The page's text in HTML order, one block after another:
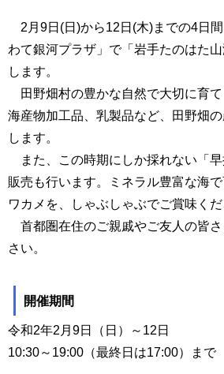
2月9日(日)から12日(木)までの4日
わて銀河プラザ」で「岩手たのはた
します。
田野畑村の豊かな自然で大切に育
海産物加工品、乳製品など、田野畑
します。
また、この時期にしか採れない「
販売も行います。ミネラル豊富な海
ワカメを、しゃぶしゃぶでご賞味くだ
首都圏在住のご親戚やご友人の皆
さい。
開催期間
令和2年2月9日（日）～12日
10:30～19:00（最終日は17:00）まで